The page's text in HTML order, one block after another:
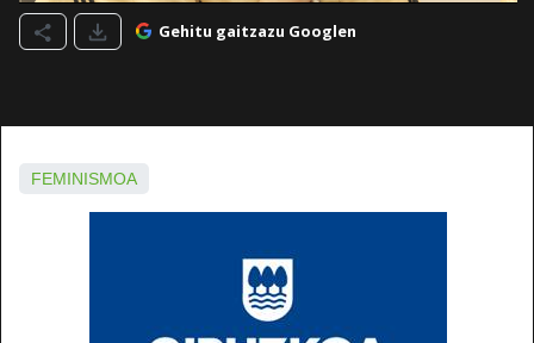
Gehitu gaitzazu Googlen
FEMINISMOA